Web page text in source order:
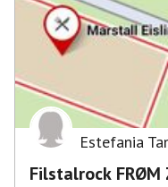
Estefania
Filstalrock FRØM